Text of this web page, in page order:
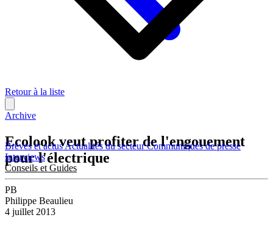
Brèves et actusActualités du secteurCommuniqués de presse
Interviews
Conseils et Guides
Retour à la liste
Archive
Ecolook veut profiter de l'engouement
pour l'électrique
PB
Philippe Beaulieu
4 juillet 2013